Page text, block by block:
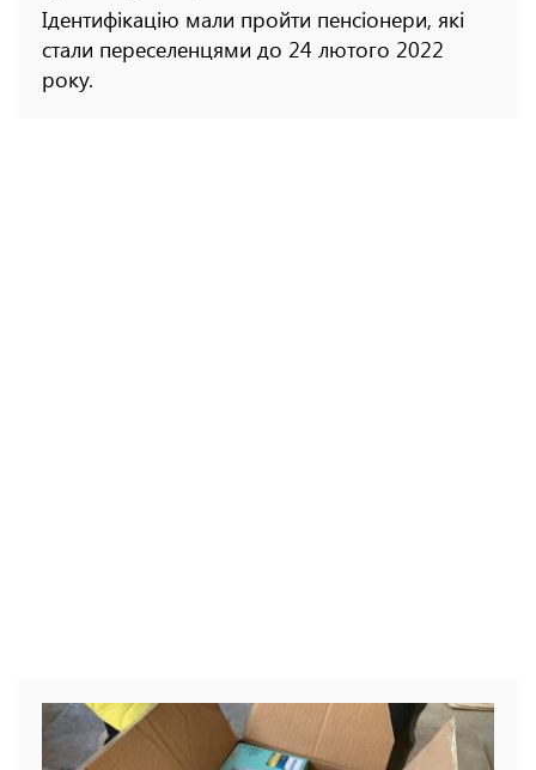
Ідентифікацію мали пройти пенсіонери, які
стали переселенцями до 24 лютого 2022
року.